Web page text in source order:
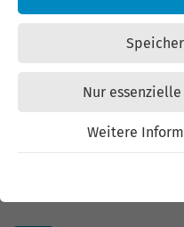
Nur
Weitere
Mit der